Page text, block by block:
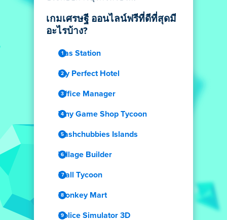
เกมเศรษฐี ออนไลน์ฟรีที่ดีที่สุดมี
อะไรบ้าง?
Gas Station
My Perfect Hotel
Office Manager
Tiny Game Shop Tycoon
Cashchubbies Islands
Village Builder
Mall Tycoon
Monkey Mart
Police Simulator 3D